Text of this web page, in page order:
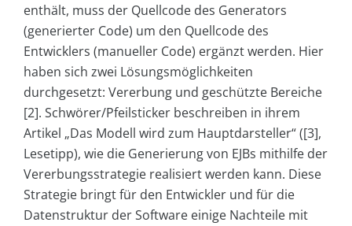
enthält, muss der Quellcode des Generators
(generierter Code) um den Quellcode des
Entwicklers (manueller Code) ergänzt werden. Hier
haben sich zwei Lösungsmöglichkeiten
durchgesetzt: Vererbung und geschützte Bereiche
[2]. Schwörer/Pfeilsticker beschreiben in ihrem
Artikel „Das Modell wird zum Hauptdarsteller“ ([3],
Lesetipp), wie die Generierung von EJBs mithilfe der
Vererbungsstrategie realisiert werden kann. Diese
Strategie bringt für den Entwickler und für die
Datenstruktur der Software einige Nachteile mit